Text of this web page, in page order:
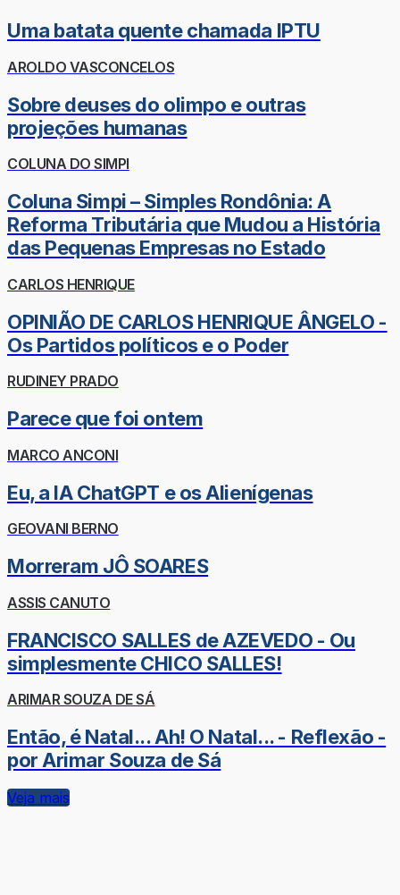
Uma batata quente chamada IPTU
AROLDO VASCONCELOS
Sobre deuses do olimpo e outras
projeções humanas
COLUNA DO SIMPI
Coluna Simpi – Simples Rondônia: A
Reforma Tributária que Mudou a História
das Pequenas Empresas no Estado
CARLOS HENRIQUE
OPINIÃO DE CARLOS HENRIQUE ÂNGELO -
Os Partidos políticos e o Poder
RUDINEY PRADO
Parece que foi ontem
MARCO ANCONI
Eu, a IA ChatGPT e os Alienígenas
GEOVANI BERNO
Morreram JÔ SOARES
ASSIS CANUTO
FRANCISCO SALLES de AZEVEDO - Ou
simplesmente CHICO SALLES!
ARIMAR SOUZA DE SÁ
Então, é Natal... Ah! O Natal... - Reflexão -
por Arimar Souza de Sá
Veja mais